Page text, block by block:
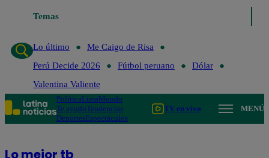
Temas
Lo último
Me Caigo de Risa
Perú Decide 2026
Fútbol peruano
Dólar
Valentina Valiente
PolíticaLimaMundo
Te ayudoTendencias
DeportesEspectáculos
TV en vivo MENÚ
Lo mejor tb